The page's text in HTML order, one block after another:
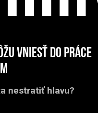
vniesť do práce
nestratiť hlavu?